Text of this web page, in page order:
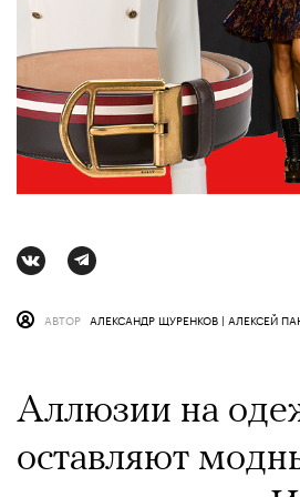
АВТОР АЛЕКСАНДР ЩУРЕНКОВ | АЛЕКСЕЙ
Аллюзии на
оставляют
АВТОР СТАС ТЫРКИН 06
АВТОР ВАЛЕРИЯ ДАВЫДОВА-КАЛАШНИК